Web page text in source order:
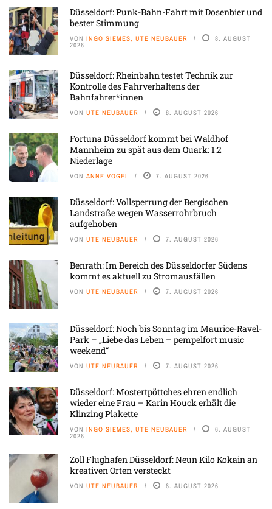
Düsseldorf: Punk-Bahn-Fahrt mit Dosenbier und
bester Stimmung
VON INGO SIEMES, UTE NEUBAUER 8. AUGUST
2026
Düsseldorf: Rheinbahn testet Technik zur
Kontrolle des Fahrverhaltens der
Bahnfahrer*innen
VON UTE NEUBAUER 8. AUGUST 2026
Fortuna Düsseldorf kommt bei Waldhof
Mannheim zu spät aus dem Quark: 1:2
Niederlage
VON ANNE VOGEL 7. AUGUST 2026
Düsseldorf: Vollsperrung der Bergischen
Landstraße wegen Wasserrohrbruch
aufgehoben
VON UTE NEUBAUER 7. AUGUST 2026
Benrath: Im Bereich des Düsseldorfer Südens
kommt es aktuell zu Stromausfällen
VON UTE NEUBAUER 7. AUGUST 2026
Düsseldorf: Noch bis Sonntag im Maurice-Ravel-
Park – „Liebe das Leben – pempelfort music
weekend“
VON UTE NEUBAUER 7. AUGUST 2026
Düsseldorf: Mostertpöttches ehren endlich
wieder eine Frau – Karin Houck erhält die
Klinzing Plakette
VON INGO SIEMES, UTE NEUBAUER 6. AUGUST
2026
Zoll Flughafen Düsseldorf: Neun Kilo Kokain an
kreativen Orten versteckt
VON UTE NEUBAUER 6. AUGUST 2026